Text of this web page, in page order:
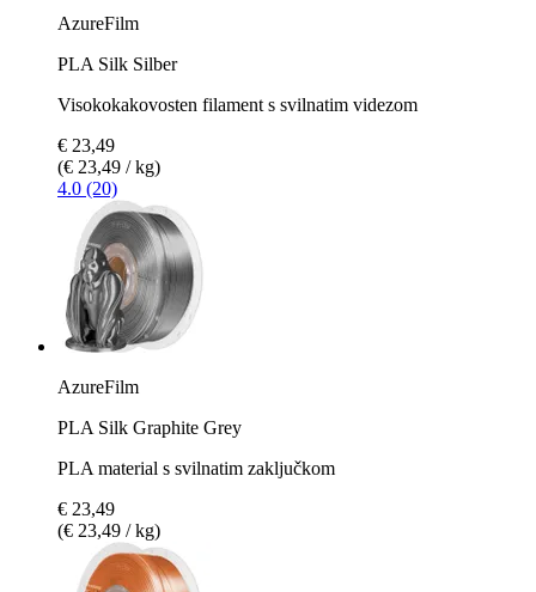
AzureFilm
PLA Silk Silber
Visokokakovosten filament s svilnatim videzom
€ 23,49
(€ 23,49 / kg)
4.0 (20)
AzureFilm
PLA Silk Graphite Grey
PLA material s svilnatim zaključkom
€ 23,49
(€ 23,49 / kg)